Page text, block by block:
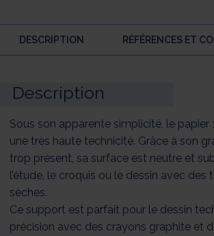
DESCRIPTION RÉFÉRENCES ET
Description
Sous son apparente simplicité, le papier
une très haute technicité. Grâce à son
trop présent, sa surface est neutre et
l’étude, le croquis ou le dessin avec des
sèches.
Ce support est parfait pour le dessin
précision avec des crayons graphite et